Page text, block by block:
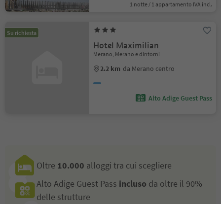
1 notte / 1 appartamento IVA incl.
Su richiesta
Hotel Maximilian
Merano, Merano e dintorni
2.2 km da Merano centro
Alto Adige Guest Pass
Oltre 10.000 alloggi tra cui scegliere
Alto Adige Guest Pass incluso da oltre il 90%
delle strutture